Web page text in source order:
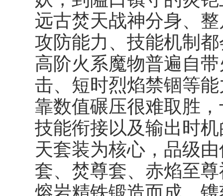
远古焚天战神分身、
攻防能力、技能机制
高阶火系魔物普遍自
击、短时烈焰禁锢等
靠数值碾压很难取胜
技能衔接以及输出时
天套装为核心，品级
套、焚尊套、赤焰至